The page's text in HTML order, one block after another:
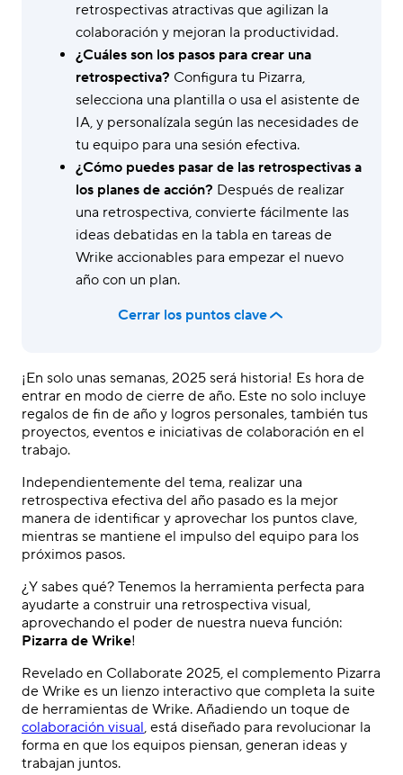
retrospectivas atractivas que agilizan la
colaboración y mejoran la productividad.
¿Cuáles son los pasos para crear una
retrospectiva? Configura tu Pizarra,
selecciona una plantilla o usa el asistente de
IA, y personalízala según las necesidades de
tu equipo para una sesión efectiva.
¿Cómo puedes pasar de las retrospectivas a
los planes de acción? Después de realizar
una retrospectiva, convierte fácilmente las
ideas debatidas en la tabla en tareas de
Wrike accionables para empezar el nuevo
año con un plan.
Cerrar los puntos clave
¡En solo unas semanas, 2025 será historia! Es hora de
entrar en modo de cierre de año. Este no solo incluye
regalos de fin de año y logros personales, también tus
proyectos, eventos e iniciativas de colaboración en el
trabajo.
Independientemente del tema, realizar una
retrospectiva efectiva del año pasado es la mejor
manera de identificar y aprovechar los puntos clave,
mientras se mantiene el impulso del equipo para los
próximos pasos.
¿Y sabes qué? Tenemos la herramienta perfecta para
ayudarte a construir una retrospectiva visual,
aprovechando el poder de nuestra nueva función:
Pizarra de Wrike!
Revelado en Collaborate 2025, el complemento Pizarra
de Wrike es un lienzo interactivo que completa la suite
de herramientas de Wrike. Añadiendo un toque de
colaboración visual, está diseñado para revolucionar la
forma en que los equipos piensan, generan ideas y
trabajan juntos.